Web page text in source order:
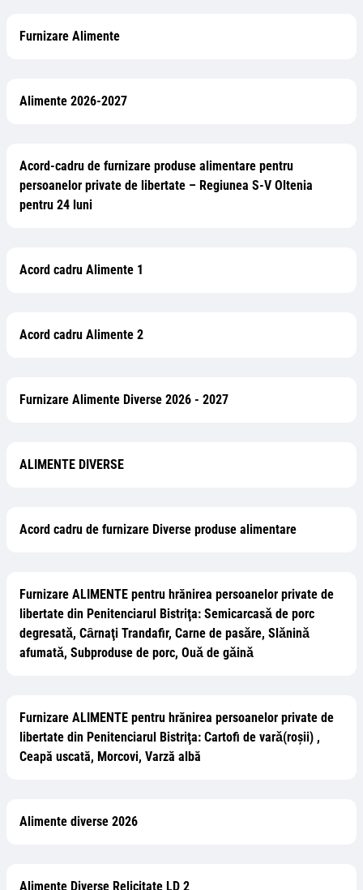
Furnizare Alimente
Alimente 2026-2027
Acord-cadru de furnizare produse alimentare pentru
persoanelor private de libertate – Regiunea S-V Oltenia
pentru 24 luni
Acord cadru Alimente 1
Acord cadru Alimente 2
Furnizare Alimente Diverse 2026 - 2027
ALIMENTE DIVERSE
Acord cadru de furnizare Diverse produse alimentare
Furnizare ALIMENTE pentru hrănirea persoanelor private de
libertate din Penitenciarul Bistriţa: Semicarcasǎ de porc
degresatǎ, Cȃrnaţi Trandafir, Carne de pasǎre, Slǎninǎ
afumatǎ, Subproduse de porc, Ouǎ de gǎinǎ
Furnizare ALIMENTE pentru hrănirea persoanelor private de
libertate din Penitenciarul Bistriţa: Cartofi de varǎ(roșii) ,
Ceapă uscată, Morcovi, Varză albă
Alimente diverse 2026
Alimente Diverse Relicitate LD 2